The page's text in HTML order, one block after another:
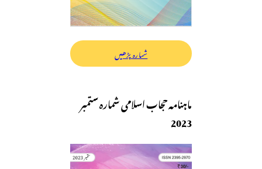
شمارہ پڑھیں
ماہنامہ حجاب اسلامی شمارہ ستمبر
2023